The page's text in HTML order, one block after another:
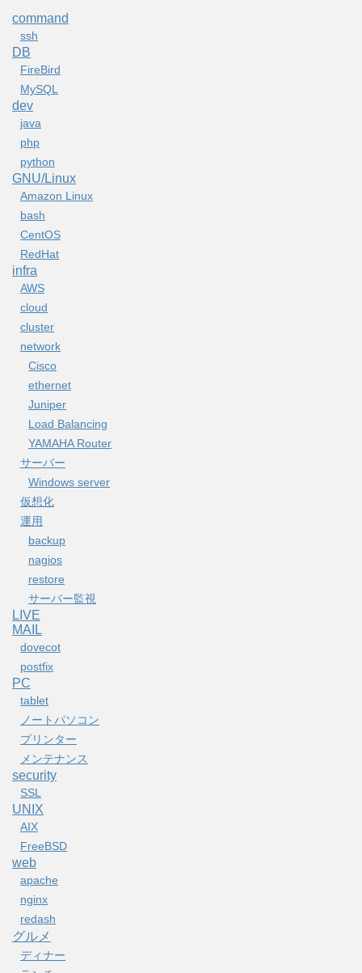
command
ssh
DB
FireBird
MySQL
dev
java
php
python
GNU/Linux
Amazon Linux
bash
CentOS
RedHat
infra
AWS
cloud
cluster
network
Cisco
ethernet
Juniper
Load Balancing
YAMAHA Router
サーバー
Windows server
仮想化
運用
backup
nagios
restore
サーバー監視
LIVE
MAIL
dovecot
postfix
PC
tablet
ノートパソコン
プリンター
メンテナンス
security
SSL
UNIX
AIX
FreeBSD
web
apache
nginx
redash
グルメ
ディナー